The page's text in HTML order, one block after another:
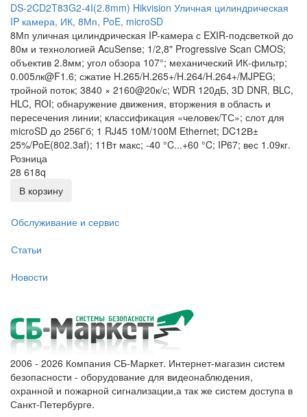
DS-2CD2T83G2-4I(2.8mm) Hikvision Уличная цилиндрическая
IP камера, ИК, 8Мп, PoE, microSD
8Мп уличная цилиндрическая IP-камера с EXIR-подсветкой до
80м и технологией AcuSense; 1/2,8" Progressive Scan CMOS;
объектив 2.8мм; угол обзора 107°; механический ИК-фильтр;
0.005лк@F1.6; сжатие H.265/H.265+/H.264/H.264+/MJPEG;
тройной поток; 3840 × 2160@20к/с; WDR 120дБ, 3D DNR, BLC,
HLC, ROI; обнаружение движения, вторжения в область и
пересечения линии; классификация «человек/ТС»; слот для
microSD до 256Гб; 1 RJ45 10M/100M Ethernet; DC12В±
25%/PoE(802.3af); 11Вт макс; -40 °C...+60 °C; IP67; вес 1.09кг.
Розница
28 618q
В корзину
Обслуживание и сервис
Статьи
Новости
2006 - 2026 Компания СБ-Маркет. Интернет-магазин систем
безопасности - оборудование для видеонаблюдения,
охранной и пожарной сигнализации,а так же систем доступа в
Санкт-Петербурге.